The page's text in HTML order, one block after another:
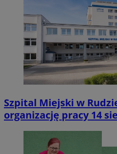
Szpital Miejski w
organizację pracy 14